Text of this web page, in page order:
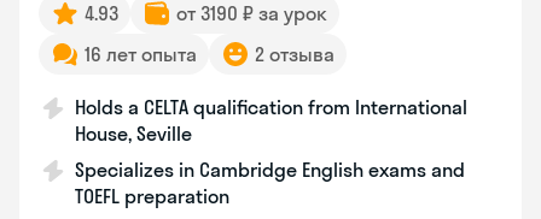
4.93
от 3190 ₽ за урок
16 лет опыта
2 отзыва
Holds a CELTA qualification from International
House, Seville
Specializes in Cambridge English exams and
TOEFL preparation